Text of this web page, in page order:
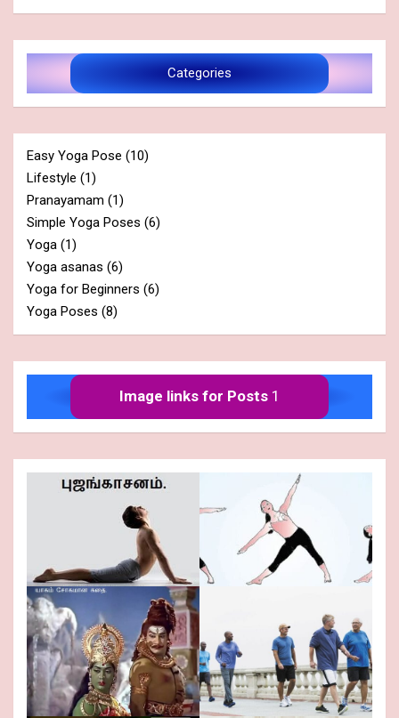
Categories
Easy Yoga Pose (10)
Lifestyle (1)
Pranayamam (1)
Simple Yoga Poses (6)
Yoga (1)
Yoga asanas (6)
Yoga for Beginners (6)
Yoga Poses (8)
Image links for Posts 1